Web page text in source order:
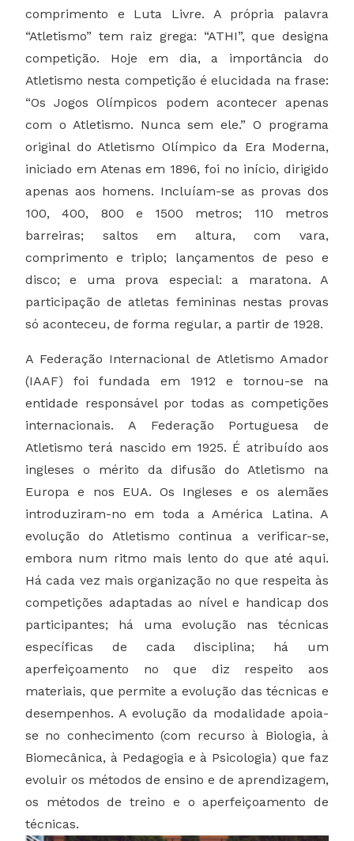
comprimento e Luta Livre. A própria palavra
“Atletismo” tem raiz grega: “ATHI”, que designa
competição. Hoje em dia, a importância do
Atletismo nesta competição é elucidada na frase:
“Os Jogos Olímpicos podem acontecer apenas
com o Atletismo. Nunca sem ele.” O programa
original do Atletismo Olímpico da Era Moderna,
iniciado em Atenas em 1896, foi no início, dirigido
apenas aos homens. Incluíam-se as provas dos
100, 400, 800 e 1500 metros; 110 metros
barreiras; saltos em altura, com vara,
comprimento e triplo; lançamentos de peso e
disco; e uma prova especial: a maratona. A
participação de atletas femininas nestas provas
só aconteceu, de forma regular, a partir de 1928.
A Federação Internacional de Atletismo Amador
(IAAF) foi fundada em 1912 e tornou-se na
entidade responsável por todas as competições
internacionais. A Federação Portuguesa de
Atletismo terá nascido em 1925. É atribuído aos
ingleses o mérito da difusão do Atletismo na
Europa e nos EUA. Os Ingleses e os alemães
introduziram-no em toda a América Latina. A
evolução do Atletismo continua a verificar-se,
embora num ritmo mais lento do que até aqui.
Há cada vez mais organização no que respeita às
competições adaptadas ao nível e handicap dos
participantes; há uma evolução nas técnicas
específicas de cada disciplina; há um
aperfeiçoamento no que diz respeito aos
materiais, que permite a evolução das técnicas e
desempenhos. A evolução da modalidade apoia-
se no conhecimento (com recurso à Biologia, à
Biomecânica, à Pedagogia e à Psicologia) que faz
evoluir os métodos de ensino e de aprendizagem,
os métodos de treino e o aperfeiçoamento de
técnicas.